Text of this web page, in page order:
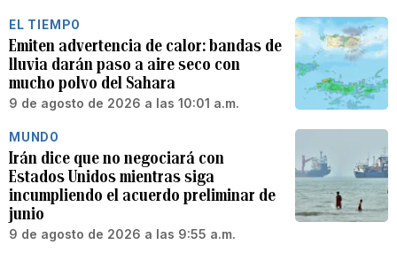
EL TIEMPO
Emiten advertencia de calor: bandas de
lluvia darán paso a aire seco con
mucho polvo del Sahara
9 de agosto de 2026 a las 10:01 a.m.
MUNDO
Irán dice que no negociará con
Estados Unidos mientras siga
incumpliendo el acuerdo preliminar de
junio
9 de agosto de 2026 a las 9:55 a.m.